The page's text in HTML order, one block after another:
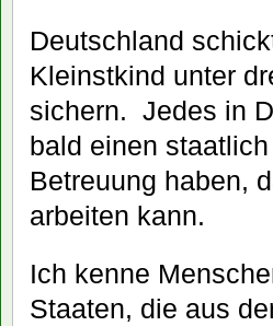
Deutschland
Kleinstkind unter
sichern. Jedes in
bald einen
Betreuung haben,
arbeiten kann.
Ich kenne
Staaten, die aus